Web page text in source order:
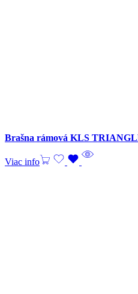
Brašna rámová KLS
Viac info